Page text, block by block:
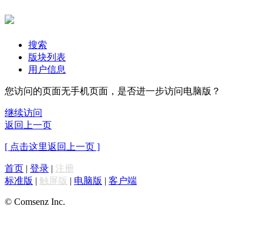
搜索
版块列表
用户信息
您访问的页面无手机页面，是否进一步访问电脑版？
继续访问
返回上一页
[ 点击这里返回上一页 ]
首页 | 登录 | 注册
标准版 | 触屏版 | 电脑版 | 客户端
© Comsenz Inc.